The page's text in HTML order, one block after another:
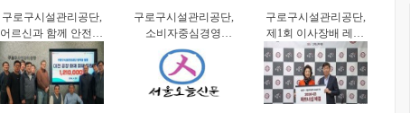
구로구시설관리공단,
어르신과 함께 안전한
보행문화 확산
구로구시설관리공단,
소비자중심경영
(CCM) 선포… 고객
중심 서비스 혁신 나
선다
구로구시설관리공단,
제1회 이사장배 레이
저사격대회 개최